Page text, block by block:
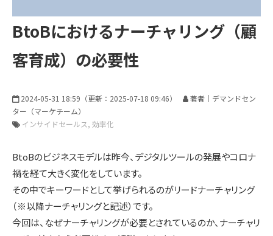
新卒・若手向けインサイドセールス研修・トレーニング
インサイドセールス 改善伴走プログラム
インサイドセールスBPO（業務委託/アウトソーシング）
インサイドセールスセルフマネジメント支援ツール（KPI・進
捗可視化）
BtoBにおけるナーチャリング（顧
客育成）の必要性
2024-05-31 18:59 （更新： 2025-07-18 09:46）
著者｜デマンドセン
ター（マーケチーム）
インサイドセールス 効率化
BtoBのビジネスモデルは昨今、デジタルツールの発展やコロナ
禍を経て大きく変化をしています。
その中でキーワードとして挙げられるのがリードナーチャリング
（※以降ナーチャリングと記述）です。
今回は、なぜナーチャリングが必要とされているのか、ナーチャリ